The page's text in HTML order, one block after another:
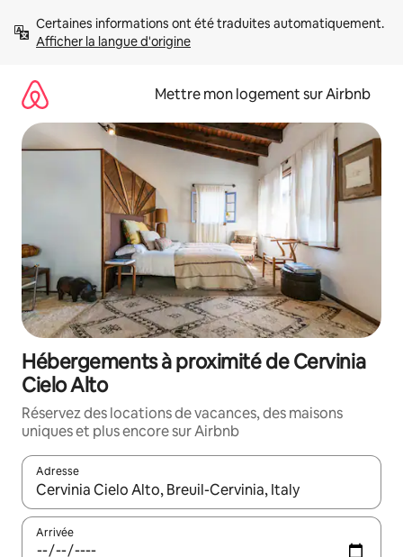
directement
Afficher la langue d'origine
Mettre mon logement sur Airbnb
Hébergements à proximité de Cervinia
Cielo Alto
Réservez des locations de vacances, des maisons
uniques et plus encore sur Airbnb
Adresse
Lorsque les résultats s'affichent, utilisez les flèches vers le
Arrivée